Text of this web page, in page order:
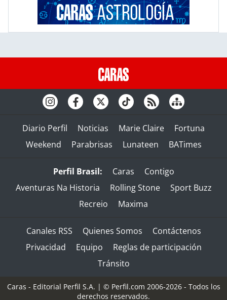
Diario Perfil Noticias Marie Claire
Fortuna
Weekend
Parabrisas Lunateen BATimes
Perfil Brasil: Caras
Contigo
Aventuras Na Historia
Rolling Stone
Sport Buzz
Recreio
Maxima
Canales RSS Quienes Somos
Contáctenos
Privacidad
Equipo
Reglas de participación
Tránsito
Caras - Editorial Perfil S.A. | © Perfil.com 2006-2026 - Todos los
derechos reservados.